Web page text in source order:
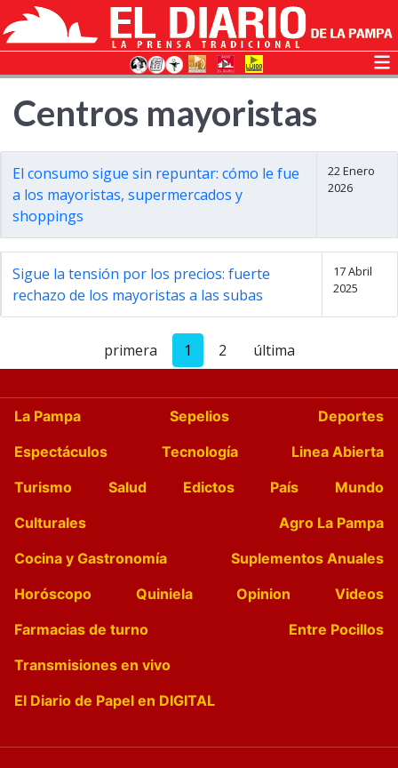
Centros mayoristas
El consumo sigue sin repuntar: cómo le fue
a los mayoristas, supermercados y
shoppings
22 Enero
2026
Sigue la tensión por los precios: fuerte
rechazo de los mayoristas a las subas
17 Abril
2025
primera 1 2 última
La Pampa Sepelios
Deportes
Espectáculos
Tecnología
Linea Abierta
Turismo
Salud Edictos País
Mundo
Culturales
Agro La Pampa
Cocina y Gastronomía
Suplementos Anuales
Horóscopo
Quiniela Opinion
Videos
Farmacias de turno
Entre Pocillos
Transmisiones en vivo
El Diario de Papel en DIGITAL